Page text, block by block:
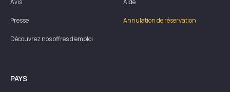
Presse
Découvrez nos offres d'emploi
Annulation de réservation
PAYS